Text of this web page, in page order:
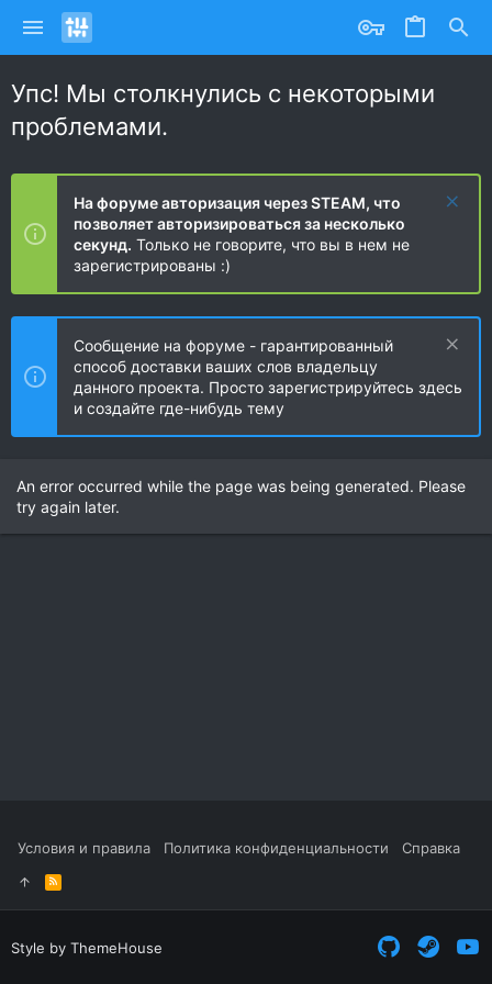
Упс! Мы столкнулись с некоторыми
проблемами.
На форуме авторизация через STEAM, что
позволяет авторизироваться за несколько
секунд. Только не говорите, что вы в нем не
зарегистрированы :)
Сообщение на форуме - гарантированный
способ доставки ваших слов владельцу
данного проекта. Просто зарегистрируйтесь здесь
и создайте где-нибудь тему
An error occurred while the page was being generated. Please
try again later.
Условия и правила Политика конфиденциальности Справка
R
S
S
Style by ThemeHouse